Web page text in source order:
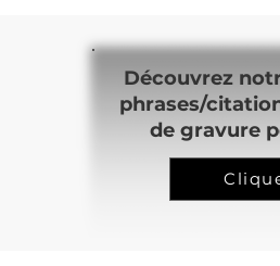
Découvrez
phrases/
de gravure